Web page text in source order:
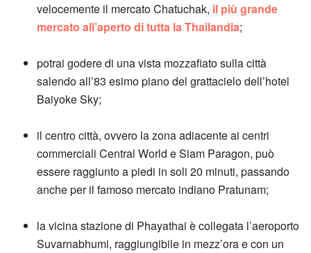
velocemente il mercato Chatuchak, il più grande
mercato all’aperto di tutta la Thailandia;
potrai godere di una vista mozzafiato sulla città
salendo all’83 esimo piano del grattacielo dell’hotel
Baiyoke Sky;
il centro città, ovvero la zona adiacente ai centri
commerciali Central World e Siam Paragon, può
essere raggiunto a piedi in soli 20 minuti, passando
anche per il famoso mercato indiano Pratunam;
la vicina stazione di Phayathai è collegata l’aeroporto
Suvarnabhumi, raggiungibile in mezz’ora e con un